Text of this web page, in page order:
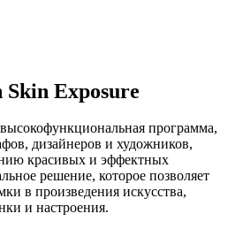
Exposure
программа,
дизайнеров и художников,
красивых и эффектных
решение, которое позволяет
в произведения искусства,
и настроения.